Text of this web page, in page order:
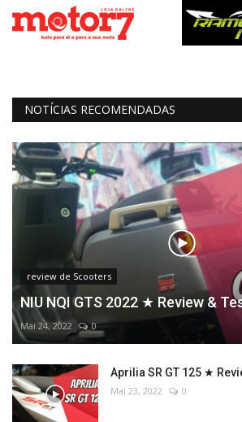
NOTÍCIAS RECOMENDADAS
review de Scooters
NIU NQI GTS 2022 ★ Review &
Mai 24, 2022 0
Aprilia SR GT 125 ★
Mai 23, 2022 0